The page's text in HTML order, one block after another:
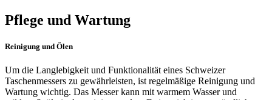
Pflege und Wartung
Reinigung und Ölen
Um die Langlebigkeit und Funktionalität eines Schweizer
Taschenmessers zu gewährleisten, ist regelmäßige Reinigung und
Wartung wichtig. Das Messer kann mit warmem Wasser und